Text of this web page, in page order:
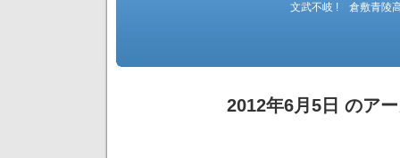
文武不岐 ! 倉敷青陵
2012年6月5日 のア